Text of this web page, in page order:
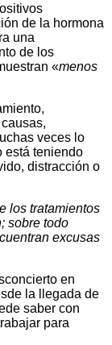
de la hormona
una
de los
«menos
veces lo
está teniendo
distracción o
los tratamientos
sobre todo
excusas
en
la llegada de
saber con
para